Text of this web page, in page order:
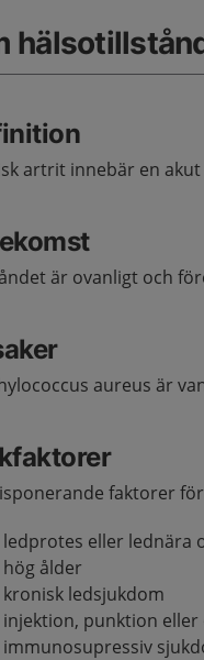
artrit innebär en
är ovanligt och
aureus är
faktorer
ledprotes eller lednära
hög ålder
kronisk ledsjukdom
injektion, punktion
immunosupressiv